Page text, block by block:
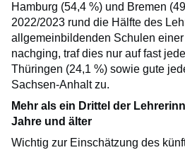
Hamburg (54,4 %) und Bremen
2022/2023 rund die Hälfte des
allgemeinbildenden Schulen
nachging, traf dies nur auf fast
Thüringen (24,1 %) sowie gute
Sachsen-Anhalt zu.
Mehr als ein Drittel der
Jahre und älter
Wichtig zur Einschätzung des